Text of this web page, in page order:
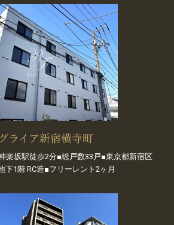
ライア新宿横寺町
楽坂駅徒歩2分■総戸数33戸■東京都新宿区
下1階 RC造■フリーレント2ヶ月